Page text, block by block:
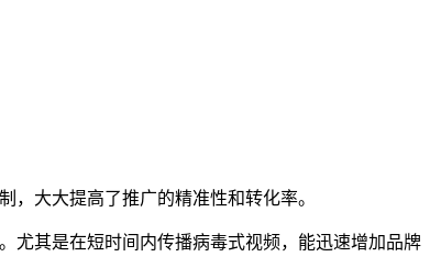
大大提高了推广的精准性和转化率。
尤其是在短时间内传播病毒式视频，能迅速增加品牌